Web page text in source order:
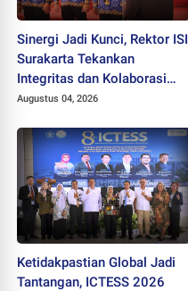
Sinergi Jadi Kunci, Rektor ISI
Surakarta Tekankan
Integritas dan Kolaborasi
pada Pejabat Baru
Augustus 04, 2026
Ketidakpastian Global Jadi
Tantangan, ICTESS 2026